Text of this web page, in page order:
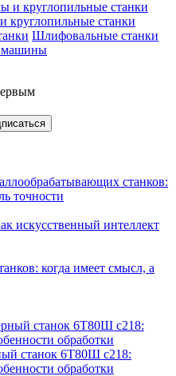
круглопильные станки
Шлифовальные станки
машины
станков:
точности
искусственный интеллект
когда имеет смысл, а
станок 6Т80Ш с218:
обработки